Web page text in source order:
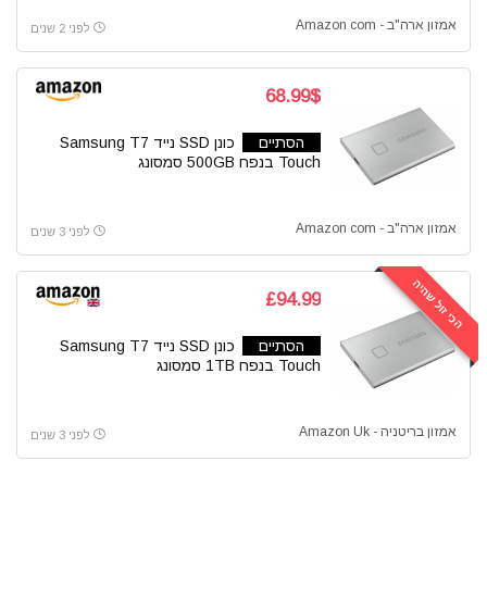
אמזון ארה"ב - Amazon com לפני 2 שנים
68.99$
הסתיים
כונן SSD נייד Samsung T7
Touch בנפח 500GB סמסונג
אמזון ארה"ב - Amazon com לפני 3 שנים
הכי זול שהיה £94.99
הסתיים
כונן SSD נייד Samsung T7
Touch בנפח 1TB סמסונג
אמזון בריטניה - Amazon Uk לפני 3 שנים